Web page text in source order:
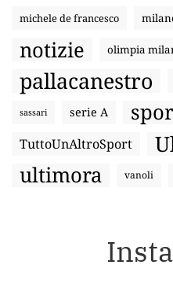
michele de francesco
notizie olimpia
pallacanestro
sassari serie A
TuttoUnAltroSport
ultimora vanoli